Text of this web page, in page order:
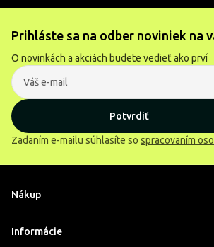
Prihláste sa na odber noviniek na
O novinkách a akciách budete vedieť ako prví
Potvrdiť
Zadaním e-mailu súhlasíte so spracovaním
Nákup
Informácie